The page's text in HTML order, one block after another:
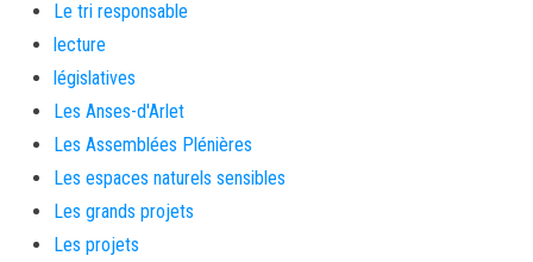
Le tri responsable
lecture
législatives
Les Anses-d'Arlet
Les Assemblées Plénières
Les espaces naturels sensibles
Les grands projets
Les projets